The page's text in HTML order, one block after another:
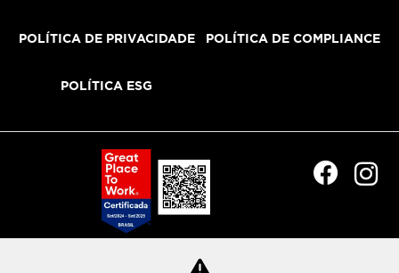
POLÍTICA DE PRIVACIDADE POLÍTICA DE COMPLIANCE
POLÍTICA ESG